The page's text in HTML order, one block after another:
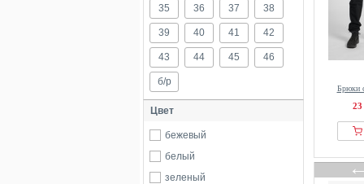
35 36 37 38
39 40 41 42
43 44 45 46
б/р
Цвет
бежевый
белый
зеленый
Брюки
23